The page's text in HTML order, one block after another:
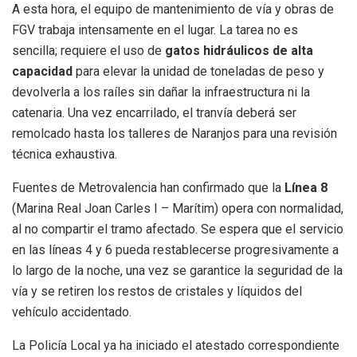
A esta hora, el equipo de mantenimiento de vía y obras de
FGV trabaja intensamente en el lugar. La tarea no es
sencilla; requiere el uso de gatos hidráulicos de alta
capacidad para elevar la unidad de toneladas de peso y
devolverla a los raíles sin dañar la infraestructura ni la
catenaria. Una vez encarrilado, el tranvía deberá ser
remolcado hasta los talleres de Naranjos para una revisión
técnica exhaustiva.
Fuentes de Metrovalencia han confirmado que la Línea 8
(Marina Real Joan Carles I – Marítim) opera con normalidad,
al no compartir el tramo afectado. Se espera que el servicio
en las líneas 4 y 6 pueda restablecerse progresivamente a
lo largo de la noche, una vez se garantice la seguridad de la
vía y se retiren los restos de cristales y líquidos del
vehículo accidentado.
La Policía Local ya ha iniciado el atestado correspondiente